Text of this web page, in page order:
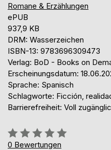
Romane & Erzählungen
ePUB
937,9 KB
DRM: Wasserzeichen
ISBN-13: 9783696309473
Verlag: BoD - Books on
Erscheinungsdatum:
Sprache: Spanisch
Schlagworte: Ficción,
Barrierefreiheit: Voll
Bewertung::
0%
0 Bewertungen